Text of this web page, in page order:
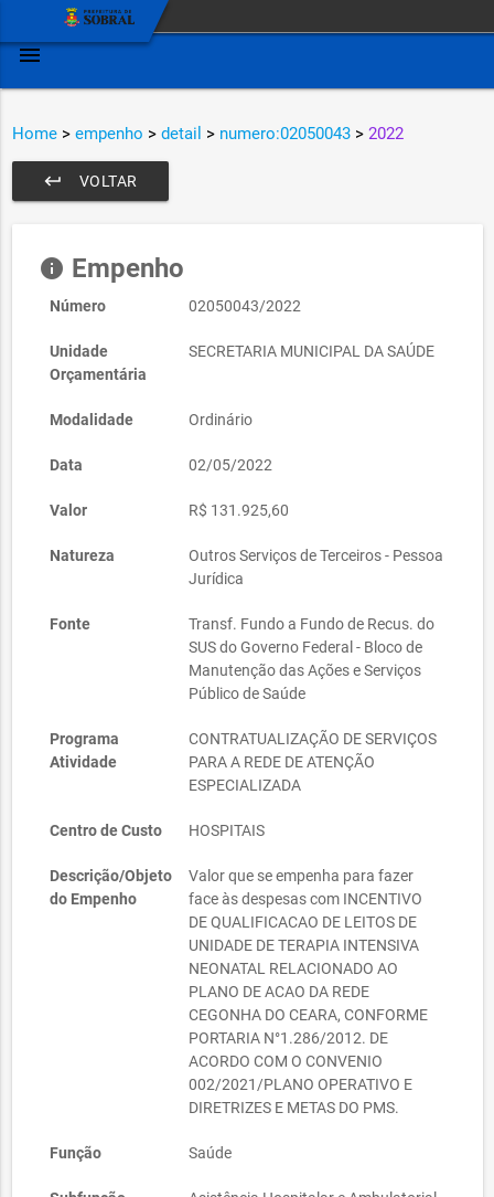
menu
Home > empenho > detail > numero:02050043 > 2022
VOLTAR
keyboard_return
info Empenho
Número 02050043/2022
Unidade
Orçamentária
SECRETARIA MUNICIPAL DA SAÚDE
Modalidade Ordinário
Data 02/05/2022
Valor R$ 131.925,60
Natureza
Outros Serviços de Terceiros - Pessoa
Jurídica
Fonte
Transf. Fundo a Fundo de Recus. do
SUS do Governo Federal - Bloco de
Manutenção das Ações e Serviços
Público de Saúde
Programa
Atividade
CONTRATUALIZAÇÃO DE SERVIÇOS
PARA A REDE DE ATENÇÃO
ESPECIALIZADA
Centro de Custo HOSPITAIS
Descrição/Objeto
do Empenho
Valor que se empenha para fazer
face às despesas com INCENTIVO
DE QUALIFICACAO DE LEITOS DE
UNIDADE DE TERAPIA INTENSIVA
NEONATAL RELACIONADO AO
PLANO DE ACAO DA REDE
CEGONHA DO CEARA, CONFORME
PORTARIA N°1.286/2012. DE
ACORDO COM O CONVENIO
002/2021/PLANO OPERATIVO E
DIRETRIZES E METAS DO PMS.
Função Saúde